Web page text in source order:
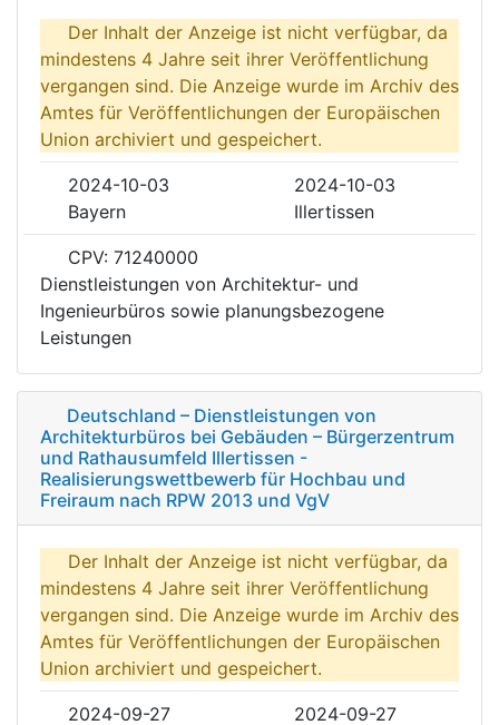
Der Inhalt der Anzeige ist nicht verfügbar, da
mindestens 4 Jahre seit ihrer Veröffentlichung
vergangen sind. Die Anzeige wurde im Archiv des
Amtes für Veröffentlichungen der Europäischen
Union archiviert und gespeichert.
2024-10-03
2024-10-03
Bayern
Illertissen
CPV: 71240000
Dienstleistungen von Architektur- und
Ingenieurbüros sowie planungsbezogene
Leistungen
Deutschland – Dienstleistungen von
Architekturbüros bei Gebäuden – Bürgerzentrum
und Rathausumfeld Illertissen -
Realisierungswettbewerb für Hochbau und
Freiraum nach RPW 2013 und VgV
Der Inhalt der Anzeige ist nicht verfügbar, da
mindestens 4 Jahre seit ihrer Veröffentlichung
vergangen sind. Die Anzeige wurde im Archiv des
Amtes für Veröffentlichungen der Europäischen
Union archiviert und gespeichert.
2024-09-27 2024-09-27